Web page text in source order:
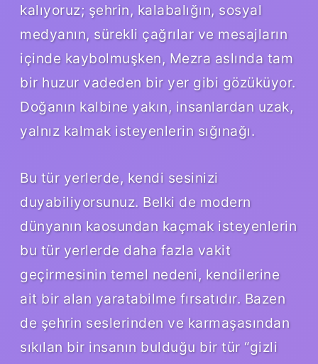
kalıyoruz; şehrin, kalabalığın, sosyal
medyanın, sürekli çağrılar ve mesajların
içinde kaybolmuşken, Mezra aslında tam
bir huzur vadeden bir yer gibi gözüküyor.
Doğanın kalbine yakın, insanlardan uzak,
yalnız kalmak isteyenlerin sığınağı.
Bu tür yerlerde, kendi sesinizi
duyabiliyorsunuz. Belki de modern
dünyanın kaosundan kaçmak isteyenlerin
bu tür yerlerde daha fazla vakit
geçirmesinin temel nedeni, kendilerine
ait bir alan yaratabilme fırsatıdır. Bazen
de şehrin seslerinden ve karmaşasından
sıkılan bir insanın bulduğu bir tür “gizli